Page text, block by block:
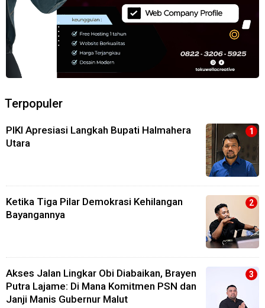
Terpopuler
PIKI Apresiasi Langkah Bupati Halmahera
Utara
Ketika Tiga Pilar Demokrasi Kehilangan
Bayangannya
Akses Jalan Lingkar Obi Diabaikan, Brayen
Putra Lajame: Di Mana Komitmen PSN dan
Janji Manis Gubernur Malut